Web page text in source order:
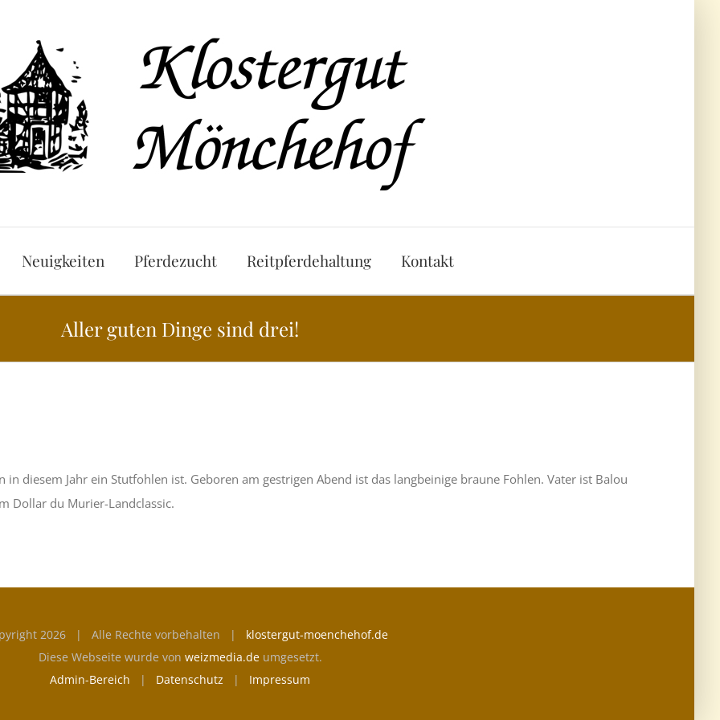
Neuigkeiten Pferdezucht Reitpferdehaltung Kontakt
Aller guten Dinge sind drei!
diesem Jahr ein Stutfohlen ist. Geboren am gestrigen Abend ist das langbeinige braune Fohlen. Vater ist Balou
Dollar du Murier-Landclassic.
2026 | Alle Rechte vorbehalten | klostergut-moenchehof.de
Diese Webseite wurde von weizmedia.deumgesetzt.
Admin-Bereich | Datenschutz | Impressum